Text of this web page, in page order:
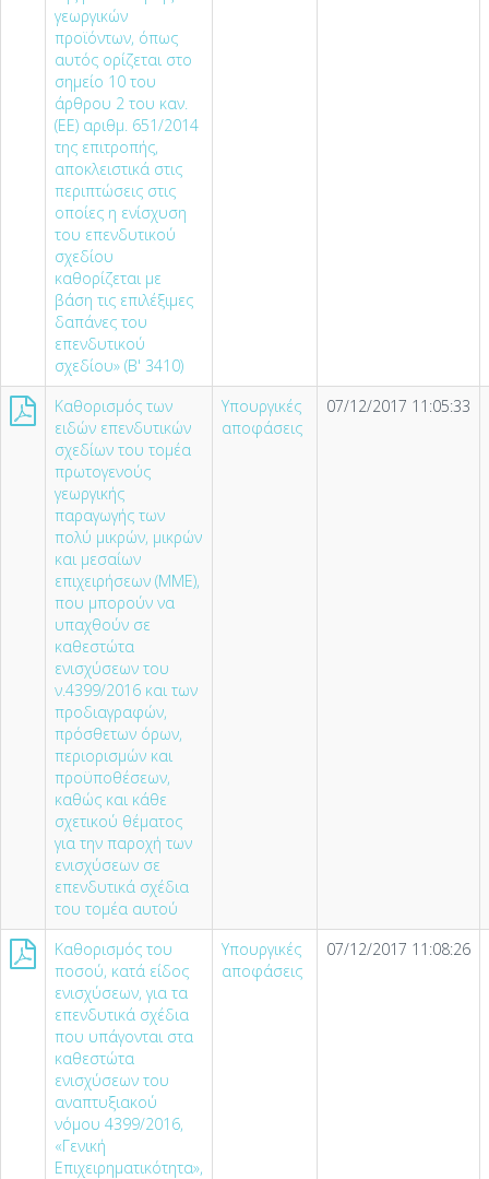
γεωργικών
προϊόντων, όπως
αυτός ορίζεται στο
σημείο 10 του
άρθρου 2 του καν.
(ΕΕ) αριθμ. 651/2014
της επιτροπής,
αποκλειστικά στις
περιπτώσεις στις
οποίες η ενίσχυση
του επενδυτικού
σχεδίου
καθορίζεται με
βάση τις επιλέξιμες
δαπάνες του
επενδυτικού
σχεδίου» (Β' 3410)
Καθορισμός των
ειδών επενδυτικών
σχεδίων του τομέα
πρωτογενούς
γεωργικής
παραγωγής των
πολύ μικρών, μικρών
και μεσαίων
επιχειρήσεων (ΜΜΕ),
που μπορούν να
υπαχθούν σε
καθεστώτα
ενισχύσεων του
ν.4399/2016 και των
προδιαγραφών,
πρόσθετων όρων,
περιορισμών και
προϋποθέσεων,
καθώς και κάθε
σχετικού θέματος
για την παροχή των
ενισχύσεων σε
επενδυτικά σχέδια
του τομέα αυτού
Υπουργικές
αποφάσεις
07/12/2017 11:05:33
Καθορισμός του
ποσού, κατά είδος
ενισχύσεων, για τα
επενδυτικά σχέδια
που υπάγονται στα
καθεστώτα
ενισχύσεων του
αναπτυξιακού
νόμου 4399/2016,
«Γενική
Επιχειρηματικότητα»,
Υπουργικές
αποφάσεις
07/12/2017 11:08:26